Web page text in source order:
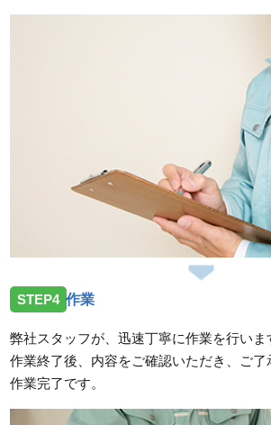
STEP4 作業
弊社スタッフが、迅速丁寧に作業を行いま
作業終了後、内容をご確認いただき、ご了
作業完了です。